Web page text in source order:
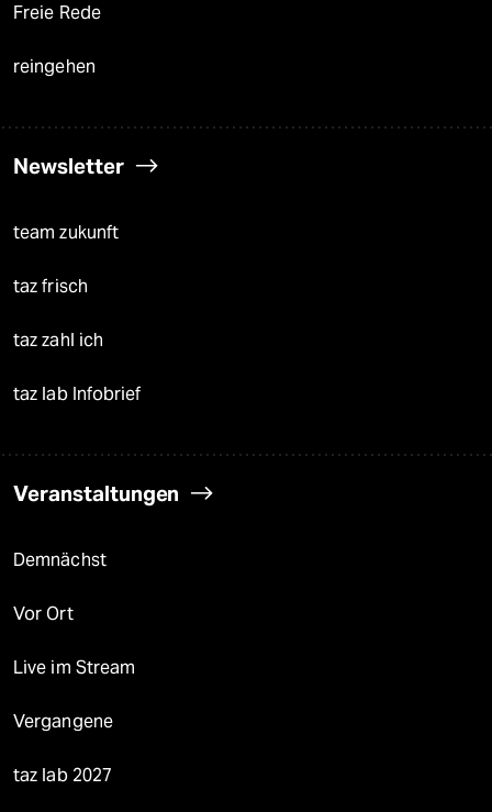
Freie Rede
reingehen
Newsletter
team zukunft
taz frisch
taz zahl ich
taz lab Infobrief
Veranstaltungen
Demnächst
Vor Ort
Live im Stream
Vergangene
taz lab 2027